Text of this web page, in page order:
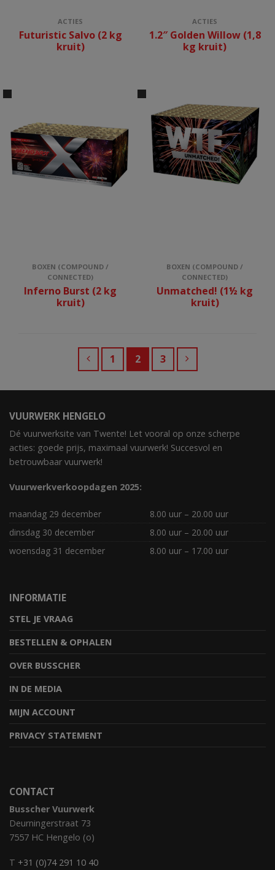
ACTIES
Futuristic Salvo (2 kg
kruit)
ACTIES
1.2″ Golden Willow (1,8
kg kruit)
BOXEN (COMPOUND /
CONNECTED)
Inferno Burst (2 kg
kruit)
BOXEN (COMPOUND /
CONNECTED)
Unmatched! (1½ kg
kruit)
1 2 3
VUURWERK HENGELO
Dé vuurwerksite van Twente! Let vooral op onze scherpe
acties: goede prijs, maximaal vuurwerk! Succesvol en
betrouwbaar vuurwerk!
Vuurwerkverkoopdagen 2025:
maandag 29 december
8.00 uur – 20.00 uur
dinsdag 30 december
8.00 uur – 20.00 uur
woensdag 31 december
8.00 uur – 17.00 uur
INFORMATIE
STEL JE VRAAG
BESTELLEN & OPHALEN
OVER BUSSCHER
IN DE MEDIA
MIJN ACCOUNT
PRIVACY STATEMENT
CONTACT
Busscher Vuurwerk
Deurningerstraat 73
7557 HC Hengelo (o)
T +31 (0)74 291 10 40